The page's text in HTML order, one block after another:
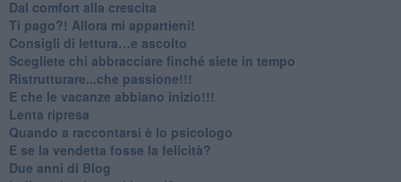
​Dal comfort alla crescita
​Ti pago?! Allora mi appartieni!​
​Consigli di lettura…e ascolto
​Scegliete chi abbracciare finché siete in tempo
​Ristrutturare...che passione!!!
​E che le vacanze abbiano inizio!!!
​Lenta ripresa
​Quando a raccontarsi è lo psicologo
​E se la vendetta fosse la felicità?
​Due anni di Blog